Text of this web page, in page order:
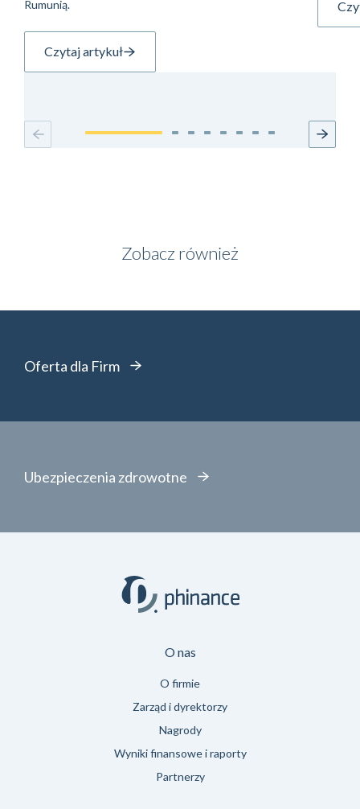
Rumunią.
Czytaj artykuł
Zobacz również
Oferta dla Firm
Ubezpieczenia zdrowotne
O nas
O firmie
Zarząd i dyrektorzy
Nagrody
Wyniki finansowe i raporty
Partnerzy